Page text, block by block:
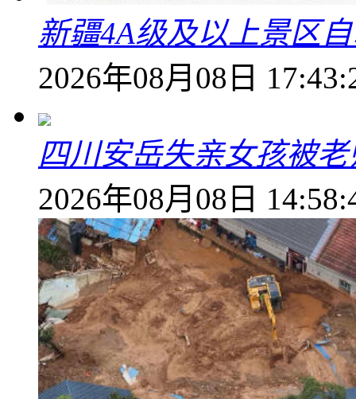
新疆4A级及以上景区
2026年08月08日
四川安岳失亲女孩被
2026年08月08日